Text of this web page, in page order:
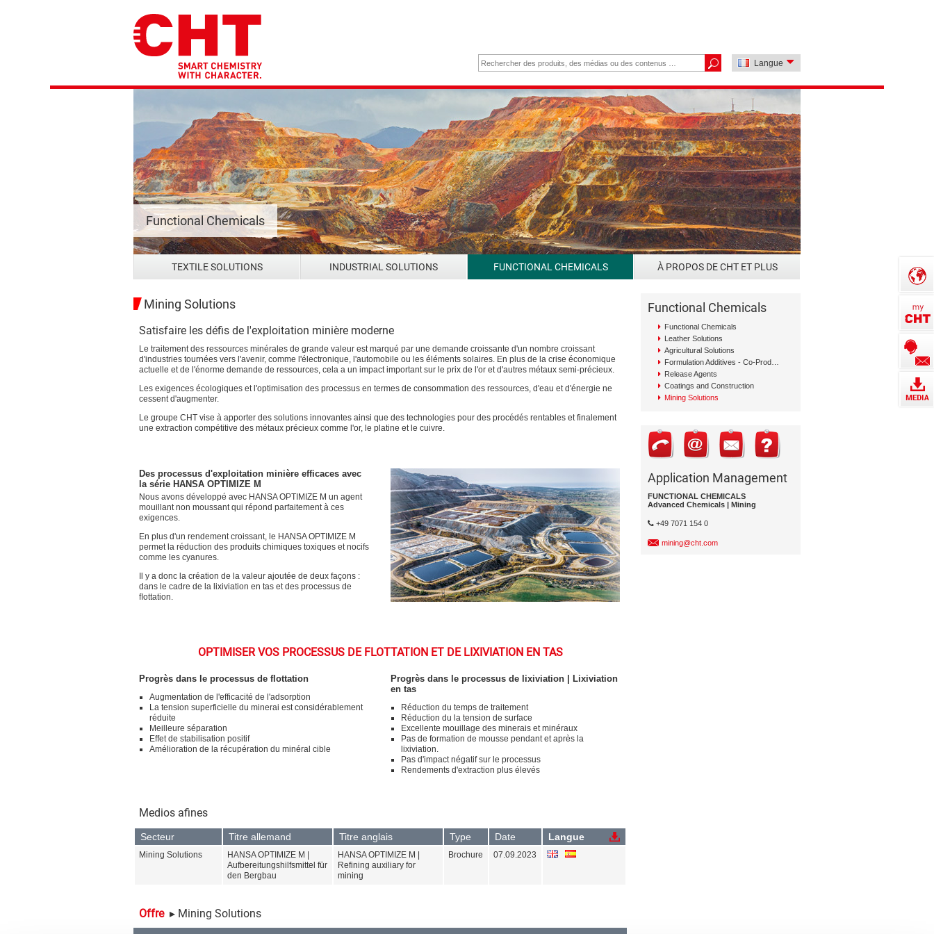
Langue
Functional Chemicals
TEXTILE SOLUTIONS INDUSTRIAL SOLUTIONS FUNCTIONAL CHEMICALS À PROPOS DE CHT ET PLUS
Mining Solutions
Satisfaire les défis de l'exploitation minière moderne
Le traitement des ressources minérales de grande valeur est marqué par une demande croissante d'un nombre croissant
d'industries tournées vers l'avenir, comme l'électronique, l'automobile ou les éléments solaires. En plus de la crise économique
actuelle et de l'énorme demande de ressources, cela a un impact important sur le prix de l'or et d'autres métaux semi-précieux.
Les exigences écologiques et l'optimisation des processus en termes de consommation des ressources, d'eau et d'énergie ne
cessent d'augmenter.
Le groupe CHT vise à apporter des solutions innovantes ainsi que des technologies pour des procédés rentables et finalement
une extraction compétitive des métaux précieux comme l'or, le platine et le cuivre.
Des processus d'exploitation minière efficaces avec
la série HANSA OPTIMIZE M
Nous avons développé avec HANSA OPTIMIZE M un agent
mouillant non moussant qui répond parfaitement à ces
exigences.
En plus d'un rendement croissant, le HANSA OPTIMIZE M
permet la réduction des produits chimiques toxiques et nocifs
comme les cyanures.
Il y a donc la création de la valeur ajoutée de deux façons :
dans le cadre de la lixiviation en tas et des processus de
ﬂottation.
OPTIMISER VOS PROCESSUS DE FLOTTATION ET DE LIXIVIATION EN TAS
Progrès dans le processus de flottation
Augmentation de l'efficacité de l'adsorption
La tension superficielle du minerai est considérablement
réduite
Meilleure séparation
Effet de stabilisation positif
Amélioration de la récupération du minéral cible
Progrès dans le processus de lixiviation | Lixiviation
en tas
Réduction du temps de traitement
Réduction du la tension de surface
Excellente mouillage des minerais et minéraux
Pas de formation de mousse pendant et après la
lixiviation.
Pas d'impact négatif sur le processus
Rendements d'extraction plus élevés
Medios afines
Secteur Titre allemand Titre anglais Type Date Langue
Mining Solutions
HANSA OPTIMIZE M |
Aufbereitungshilfsmittel für
den Bergbau
HANSA OPTIMIZE M |
Refining auxiliary for
mining
Brochure 07.09.2023
Offre ▸ Mining Solutions
Functional Chemicals
Functional Chemicals
Leather Solutions
Agricultural Solutions
Formulation Additives - Co-Producer
Release Agents
Coatings and Construction
Mining Solutions
Application Management
FUNCTIONAL CHEMICALS
Advanced Chemicals | Mining
+49 7071 154 0
mining@cht.com